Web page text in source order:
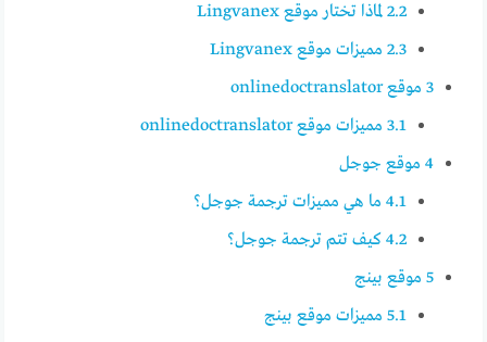
2.2 لماذا تختار موقع Lingvanex
2.3 مميزات موقع Lingvanex
3 موقع onlinedoctranslator
3.1 مميزات موقع onlinedoctranslator
4 موقع جوجل
4.1 ما هي مميزات ترجمة جوجل؟
4.2 كيف تتم ترجمة جوجل؟
5 موقع بينج
5.1 مميزات موقع بينج